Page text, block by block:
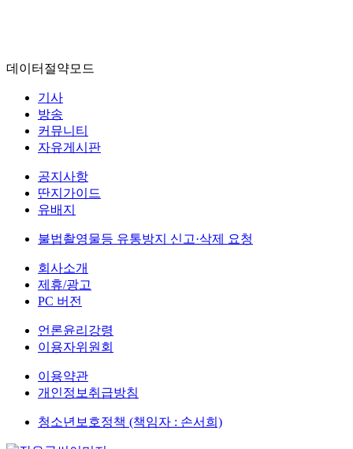
데이터절약모드
기사
방송
커뮤니티
자유게시판
공지사항
딴지가이드
유배지
불법촬영물등 유통방지 신고·삭제 요청
회사소개
제휴/광고
PC 버전
언론윤리강령
이용자위원회
이용약관
개인정보취급방침
청소년보호정책 (책임자 : 손서희)